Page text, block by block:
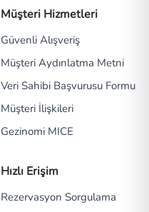
Müşteri Hizmetleri
Güvenli Alışveriş
Müşteri Aydınlatma Metni
Veri Sahibi Başvurusu Formu
Müşteri İlişkileri
Gezinomi MICE
Hızlı Erişim
Rezervasyon Sorgulama